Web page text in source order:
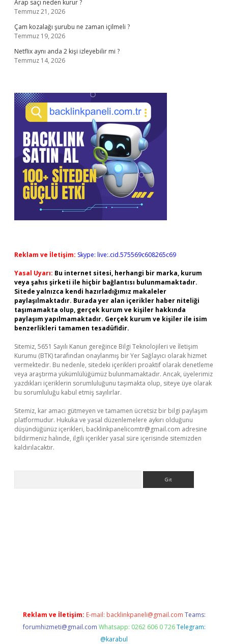
Arap saçı neden kurur ?
Temmuz 21, 2026
Çam kozalağı şurubu ne zaman içilmeli ?
Temmuz 19, 2026
Netflix aynı anda 2 kişi izleyebilir mi ?
Temmuz 14, 2026
Reklam ve İletişim: Skype: live:.cid.575569c608265c69
Yasal Uyarı: Bu internet sitesi, herhangi bir marka, kurum
veya şahıs şirketi ile hiçbir bağlantısı bulunmamaktadır.
Sitede yalnızca kendi hazırladığımız makaleler
paylaşılmaktadır. Burada yer alan içerikler haber niteliği
taşımamakta olup, gerçek kurum ve kişiler hakkında
paylaşım yapılmamaktadır. Gerçek kurum ve kişiler ile isim
benzerlikleri tamamen tesadüfidir.
Sitemiz, 5651 Sayılı Kanun gereğince Bilgi Teknolojileri ve İletişim
Kurumu (BTK) tarafından onaylanmış bir Yer Sağlayıcı olarak hizmet
vermektedir. Bu nedenle, sitedeki içerikleri proaktif olarak denetleme
veya araştırma yükümlülüğümüz bulunmamaktadır. Ancak, üyelerimiz
yazdıkları içeriklerin sorumluluğunu taşımakta olup, siteye üye olarak
bu sorumluluğu kabul etmiş sayılırlar.
Sitemiz, kar amacı gütmeyen ve tamamen ücretsiz bir bilgi paylaşım
platformudur. Hukuka ve yasal düzenlemelere aykırı olduğunu
düşündüğünüz içerikleri, backlinkpanelicomtr@gmail.com adresine
bildirmeniz halinde, ilgili içerikler yasal süre içerisinde sitemizden
kaldırılacaktır.
Reklam ve İletişim: E-mail: backlinkpaneli@gmail.com Teams:
forumhizmeti@gmail.com Whatsapp: 0262 606 0 726 Telegram:
@karabul